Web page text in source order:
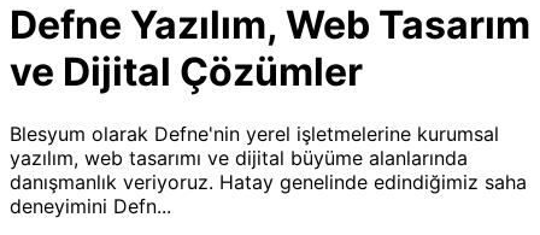
Defne Yazılım, Web Tasarım
ve Dijital Çözümler
Blesyum olarak Defne'nin yerel işletmelerine kurumsal
yazılım, web tasarımı ve dijital büyüme alanlarında
danışmanlık veriyoruz. Hatay genelinde edindiğimiz saha
deneyimini Defn...